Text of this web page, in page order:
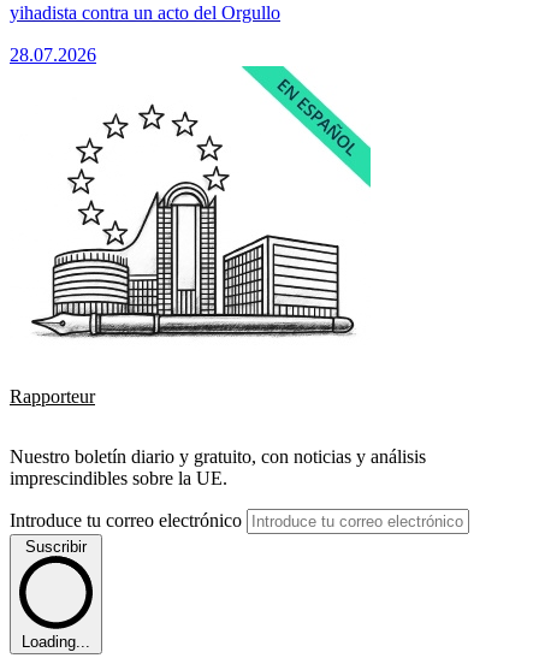
yihadista contra un acto del Orgullo
28.07.2026
Rapporteur
Nuestro boletín diario y gratuito, con noticias y análisis
imprescindibles sobre la UE.
Introduce tu correo electrónico
Suscribir
Loading...